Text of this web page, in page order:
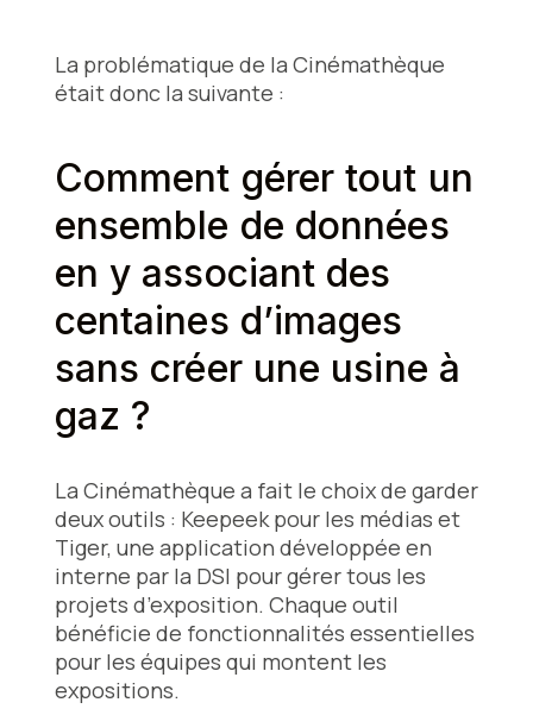
La problématique de la Cinémathèque
était donc la suivante :
Comment gérer tout un
ensemble de données
en y associant des
centaines d’images
sans créer une usine à
gaz ?
La Cinémathèque a fait le choix de garder
deux outils : Keepeek pour les médias et
Tiger, une application développée en
interne par la DSI pour gérer tous les
projets d’exposition. Chaque outil
bénéficie de fonctionnalités essentielles
pour les équipes qui montent les
expositions.